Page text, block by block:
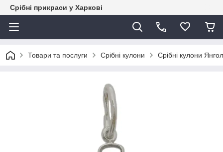
Срібні прикраси у Харкові
Товари та послуги Срібні кулони Срібні кулони